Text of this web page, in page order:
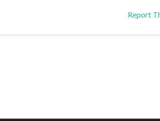
Report